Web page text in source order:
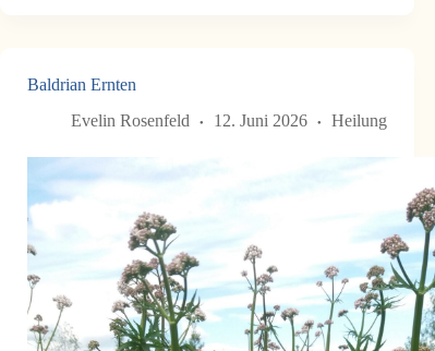
Baldrian Ernten
Evelin Rosenfeld
12. Juni 2026 Heilung